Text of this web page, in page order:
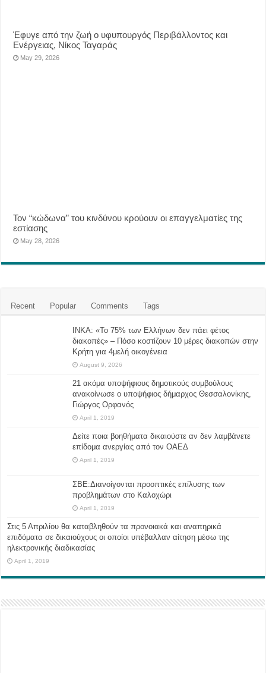
Έφυγε από την ζωή ο υφυπουργός Περιβάλλοντος και
Ενέργειας, Νίκος Ταγαράς
May 29, 2026
Τον “κώδωνα” του κινδύνου κρούουν οι επαγγελματίες της
εστίασης
May 28, 2026
Recent Popular Comments Tags
ΙΝΚΑ: «Το 75% των Ελλήνων δεν πάει φέτος
διακοπές» – Πόσο κοστίζουν 10 μέρες διακοπών στην
Κρήτη για 4μελή οικογένεια
August 9, 2026
21 ακόμα υποψήφιους δημοτικούς συμβούλους
ανακοίνωσε ο υποψήφιος δήμαρχος Θεσσαλονίκης,
Γιώργος Ορφανός
April 1, 2019
Δείτε ποια βοηθήματα δικαιούστε αν δεν λαμβάνετε
επίδομα ανεργίας από τον ΟΑΕΔ
April 1, 2019
ΣΒΕ:Διανοίγονται προοπτικές επίλυσης των
προβλημάτων στο Καλοχώρι
April 1, 2019
Στις 5 Απριλίου θα καταβληθούν τα προνοιακά και αναπηρικά
επιδόματα σε δικαιούχους οι οποίοι υπέβαλλαν αίτηση μέσω της
ηλεκτρονικής διαδικασίας
April 1, 2019